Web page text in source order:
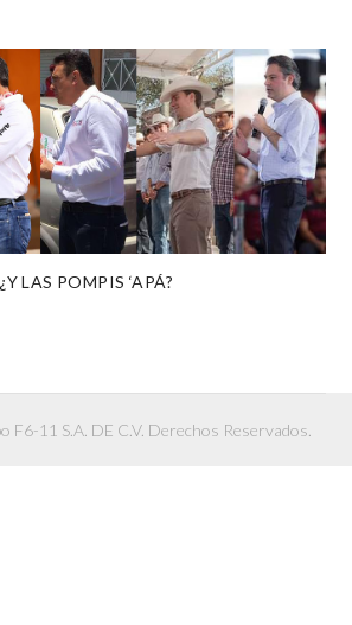
¿Y LAS POMPIS ‘APÁ?
11 S.A. DE C.V. Derechos Reservados.